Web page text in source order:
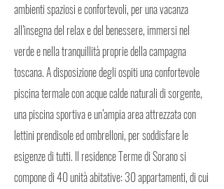
ambienti spaziosi e confortevoli, per una vacanza
all’insegna del relax e del benessere, immersi nel
verde e nella tranquillità proprie della campagna
toscana. A disposizione degli ospiti una confortevole
piscina termale con acque calde naturali di sorgente,
una piscina sportiva e un’ampia area attrezzata con
lettini prendisole ed ombrelloni, per soddisfare le
esigenze di tutti. Il residence Terme di Sorano si
compone di 40 unità abitative: 30 appartamenti, di cui